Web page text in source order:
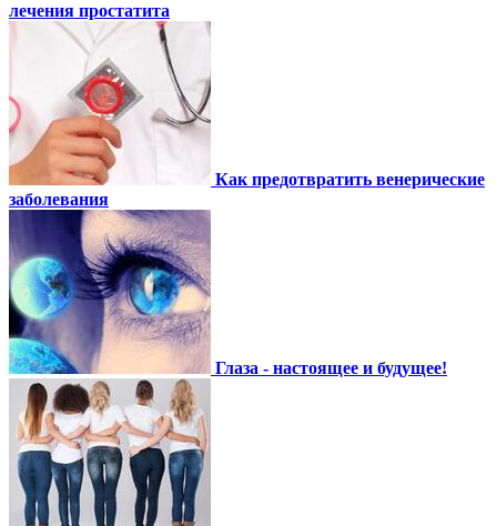
лечения простатита
Как предотвратить венерические
заболевания
Глаза - настоящее и будущее!